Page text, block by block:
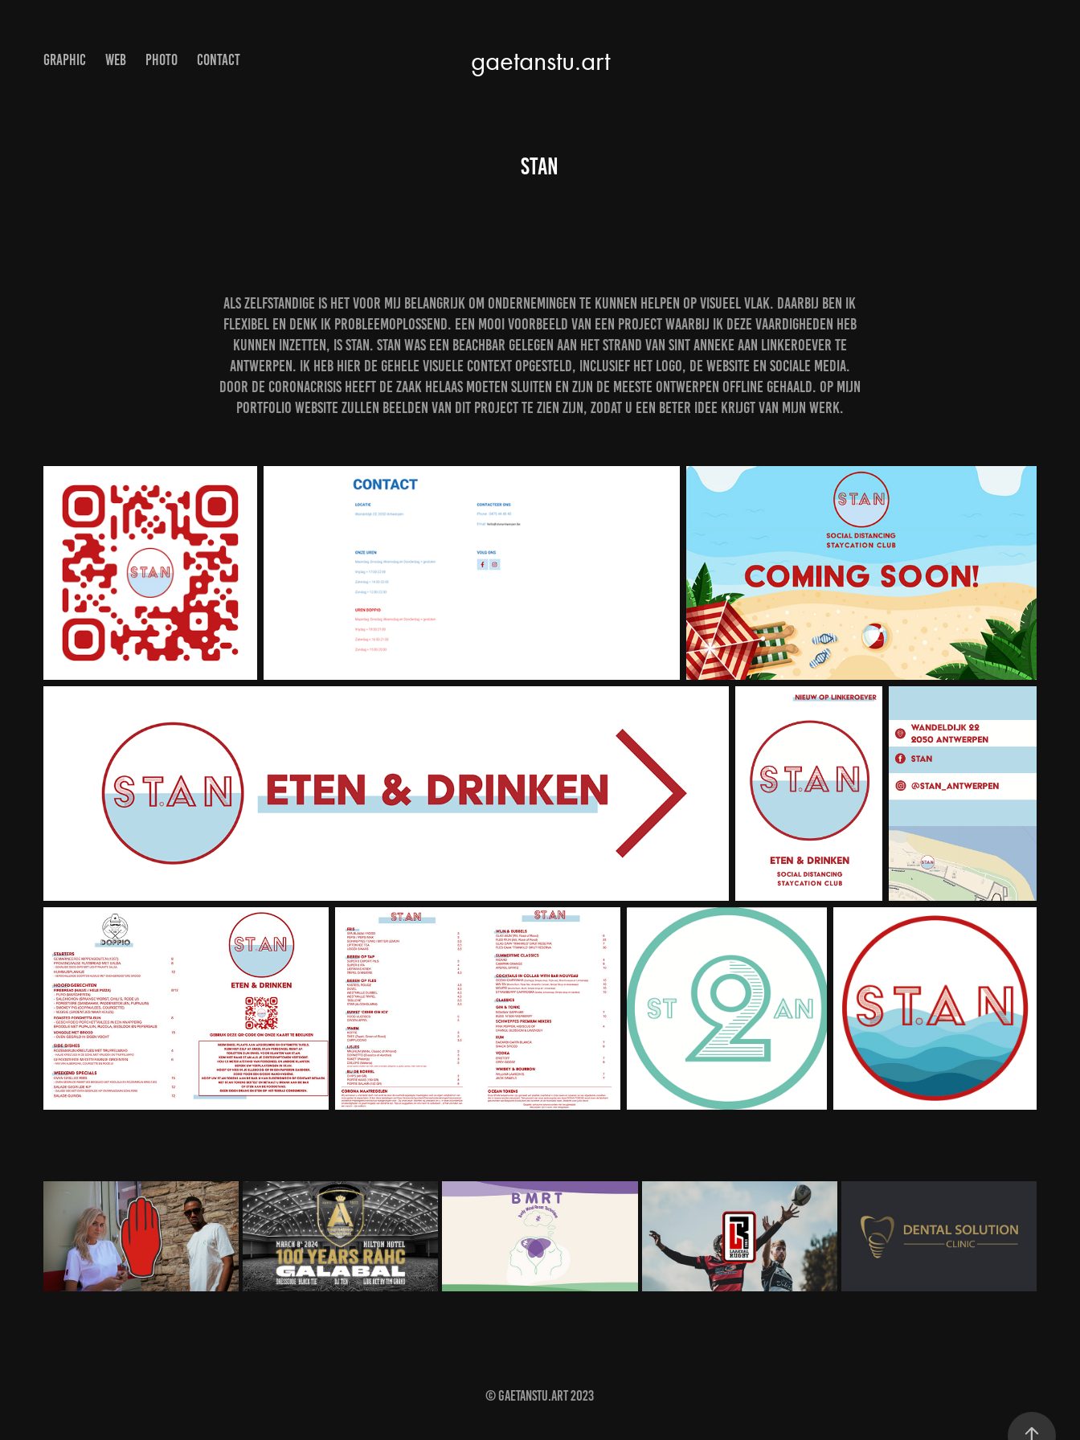
GRAPHIC WEB PHOTO CONTACT gaetanstu.art
STAN
Als zelfstandige is het voor mij belangrijk om ondernemingen te kunnen helpen op visueel vlak. Daarbij ben ik
flexibel en denk ik probleemoplossend. Een mooi voorbeeld van een project waarbij ik deze vaardigheden heb
kunnen inzetten, is Stan. Stan was een beachbar gelegen aan het strand van Sint Anneke aan Linkeroever te
Antwerpen. Ik heb hier de gehele visuele context opgesteld, inclusief het logo, de website en sociale media.
Door de coronacrisis heeft de zaak helaas moeten sluiten en zijn de meeste ontwerpen offline gehaald. Op mijn
portfolio website zullen beelden van dit project te zien zijn, zodat u een beter idee krijgt van mijn werk.
2MILLE RAHC BMRT LAAKDAL RUGBY DENTAL SOLUTION CLINIC
© gaetanstu.art 2023